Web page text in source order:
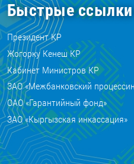
Быстрые ссылки
Президент КР
Жогорку Кенеш КР
Кабинет Министров КР
ЗАО «Межбанковский
ОАО «Гарантийный фонд»
ЗАО «Кыргызская инкассация»